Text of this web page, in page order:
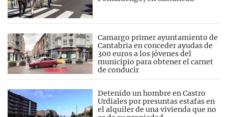
Camargo primer ayuntamiento de
Cantabria en conceder ayudas de
300 euros a los jóvenes del
municipio para obtener el carnet
de conducir
Detenido un hombre en Castro
Urdiales por presuntas estafas en
el alquiler de una vivienda que no